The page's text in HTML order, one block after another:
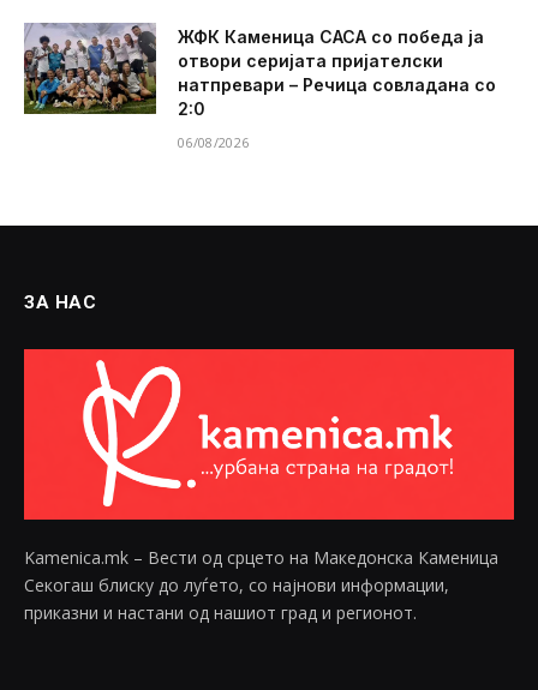
ЖФК Каменица САСА со победа ја
отвори серијата пријателски
натпревари – Речица совладана со
2:0
06/08/2026
ЗА НАС
Kamenica.mk – Вести од срцето на Македонска Каменица
Секогаш блиску до луѓето, со најнови информации,
приказни и настани од нашиот град и регионот.